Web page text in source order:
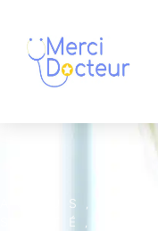
ACTUS ,
SANTÉ ,